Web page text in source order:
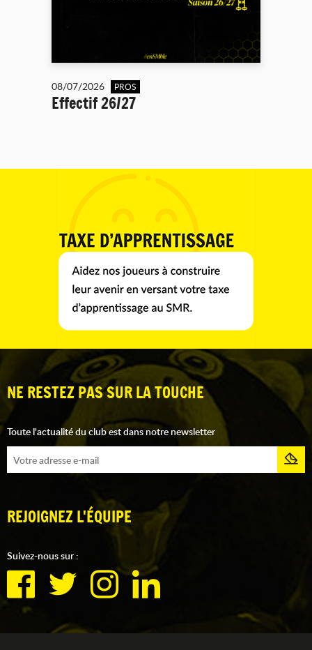
08/07/2026 PROS
Effectif 26/27
NE RESTEZ PAS SUR LA TOUCHE
Toute l'actualité du club est dans notre newsletter
REJOIGNEZ L'ÉQUIPE
Suivez-nous sur :